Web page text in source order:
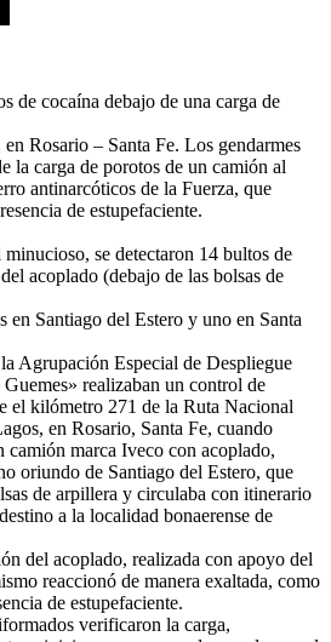
de cocaína debajo de una carga de
Rosario – Santa Fe. Los gendarmes
la carga de porotos de un camión al
antinarcóticos de la Fuerza, que
de estupefaciente.
se detectaron 14 bultos de
acoplado (debajo de las bolsas de
en Santiago del Estero y uno en Santa
Agrupación Especial de Despliegue
realizaban un control de
el kilómetro 271 de la Ruta Nacional
en Rosario, Santa Fe, cuando
camión marca Iveco con acoplado,
oriundo de Santiago del Estero, que
de arpillera y circulaba con itinerario
a la localidad bonaerense de
del acoplado, realizada con apoyo del
reaccionó de manera exaltada, como
de estupefaciente.
verificaron la carga,